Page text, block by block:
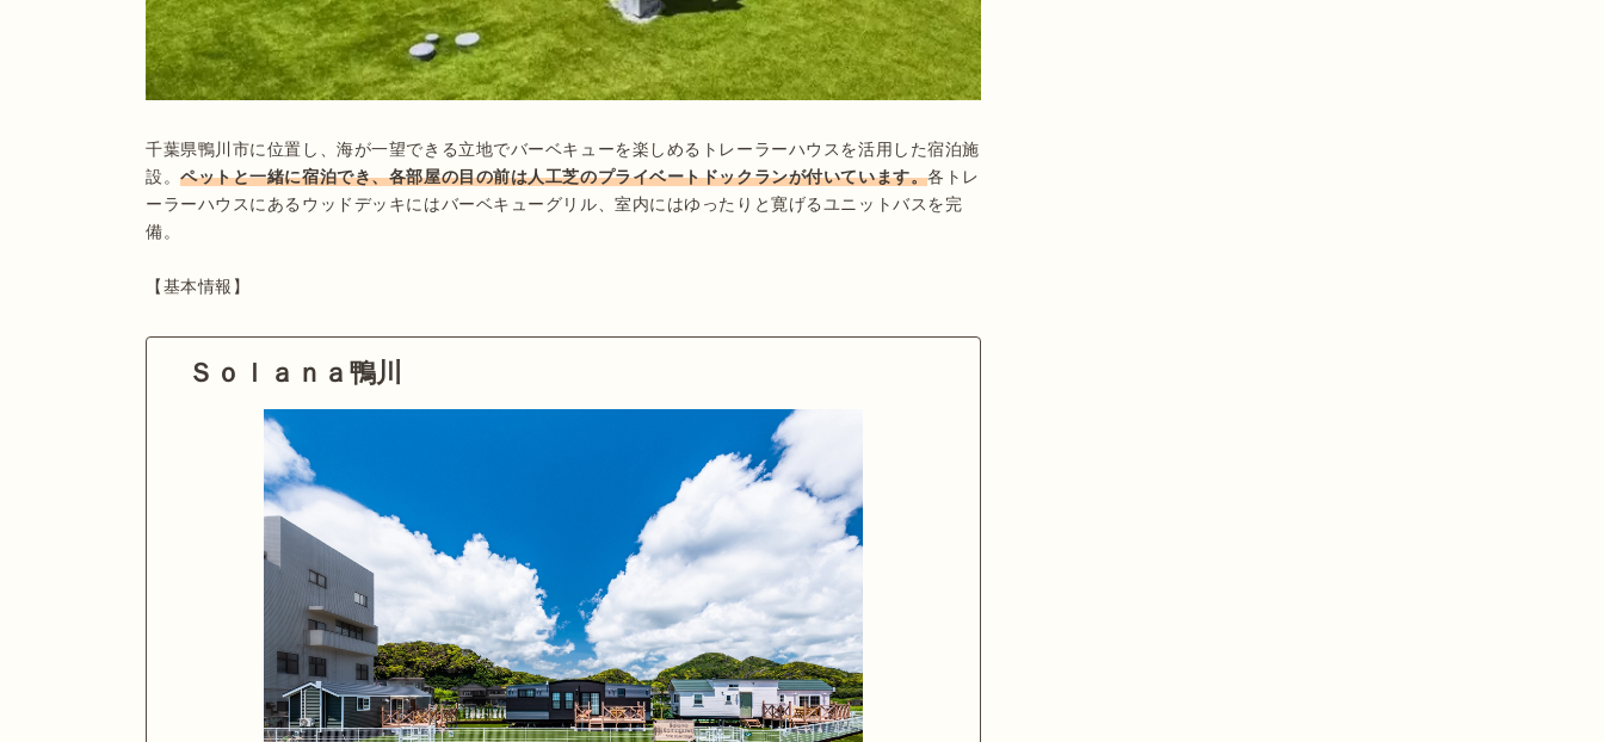
千葉県鴨川市に位置し、海が一望できる立地でバーベキューを楽しめるトレーラーハウスを活用した宿泊施
設。ペットと一緒に宿泊でき、各部屋の目の前は人工芝のプライベートドックランが付いています。各トレ
ーラーハウスにあるウッドデッキにはバーベキューグリル、室内にはゆったりと寛げるユニットバスを完
備。
【基本情報】
Ｓｏｌａｎａ鴨川